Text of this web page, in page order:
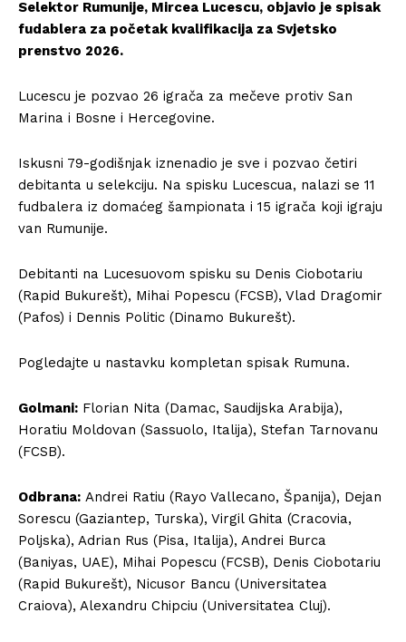
Selektor Rumunije, Mircea Lucescu, objavio je spisak
fudablera za početak kvalifikacija za Svjetsko
prenstvo 2026.
Lucescu je pozvao 26 igrača za mečeve protiv San
Marina i Bosne i Hercegovine.
Iskusni 79-godišnjak iznenadio je sve i pozvao četiri
debitanta u selekciju. Na spisku Lucescua, nalazi se 11
fudbalera iz domaćeg šampionata i 15 igrača koji igraju
van Rumunije.
Debitanti na Lucesuovom spisku su Denis Ciobotariu
(Rapid Bukurešt), Mihai Popescu (FCSB), Vlad Dragomir
(Pafos) i Dennis Politic (Dinamo Bukurešt).
Pogledajte u nastavku kompletan spisak Rumuna.
Golmani: Florian Nita (Damac, Saudijska Arabija),
Horatiu Moldovan (Sassuolo, Italija), Stefan Tarnovanu
(FCSB).
Odbrana: Andrei Ratiu (Rayo Vallecano, Španija), Dejan
Sorescu (Gaziantep, Turska), Virgil Ghita (Cracovia,
Poljska), Adrian Rus (Pisa, Italija), Andrei Burca
(Baniyas, UAE), Mihai Popescu (FCSB), Denis Ciobotariu
(Rapid Bukurešt), Nicusor Bancu (Universitatea
Craiova), Alexandru Chipciu (Universitatea Cluj).